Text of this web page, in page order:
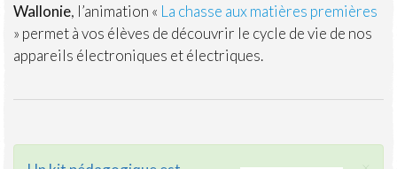
Wallonie, l’animation « La chasse aux matières premières
» permet à vos élèves de découvrir le cycle de vie de nos
appareils électroniques et électriques.